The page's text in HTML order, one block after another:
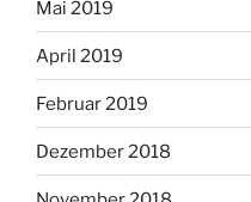
Mai 2019
April 2019
Februar 2019
Dezember 2018